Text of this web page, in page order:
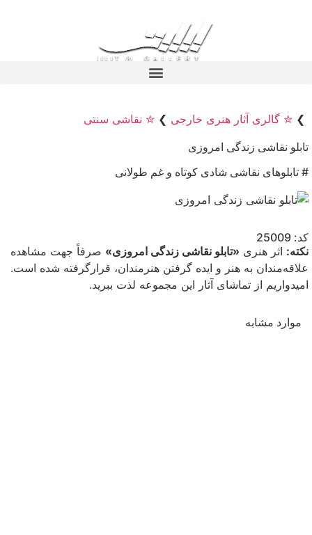
❯ ✮ گالری آثار هنری خارجی ❯ ✮ نقاشی سنتی
تابلو نقاشی زندگی امروزی
# تابلوهای نقاشی شادی کوتاه و غم طولانی
کد: 25009
نکته: اثر هنری «تابلو نقاشی زندگی امروزی» صرفاً جهت مشاهده
علاقه‌مندان به هنر و ایده گرفتن هنرمندان، قرارگرفته شده است.
امیدواریم از تماشای آثار این مجموعه لذت ببرید.
موارد مشابه